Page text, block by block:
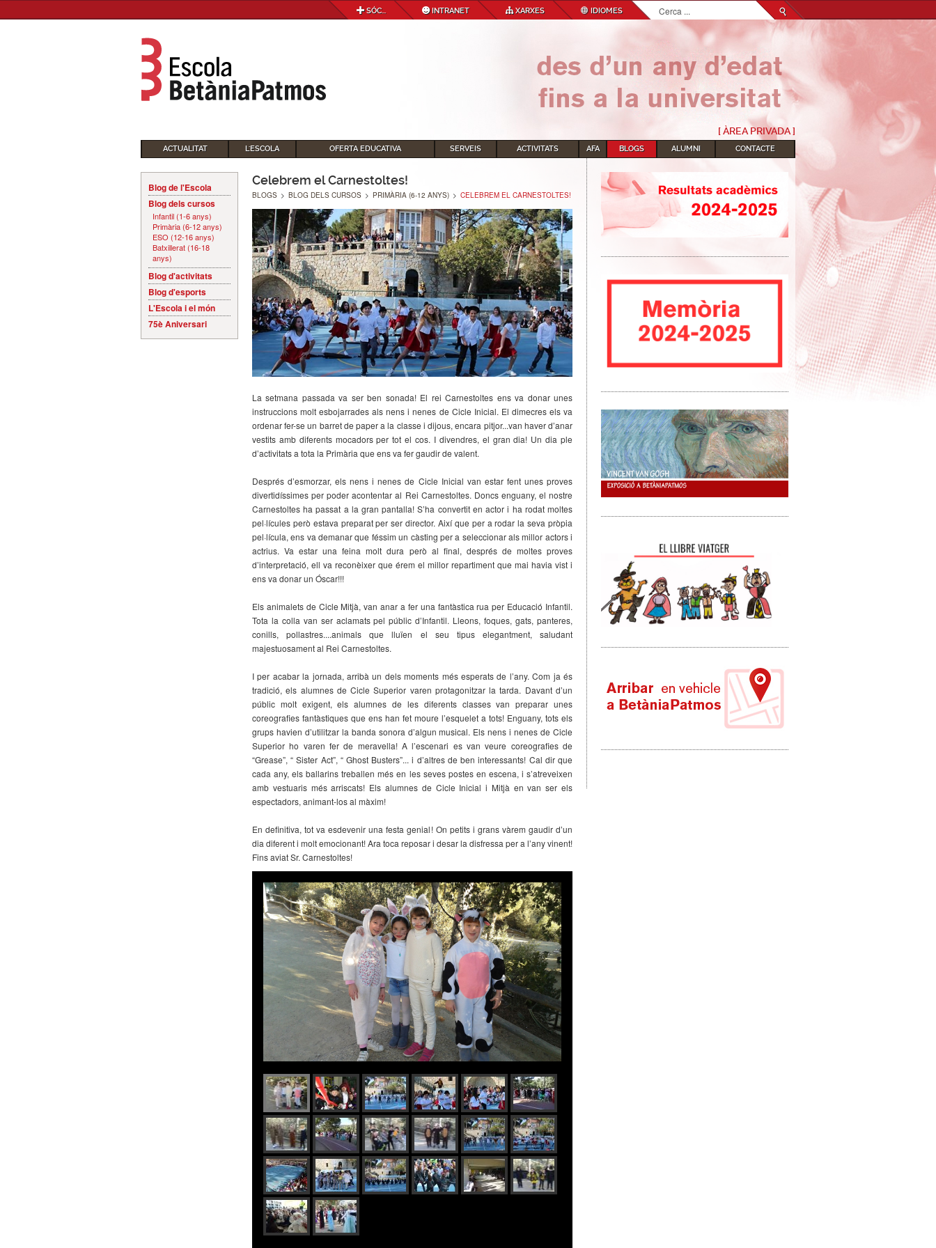
SÓC... INTRANET XARXES IDIOMES
Cerca
...
[ ÀREA PRIVADA ]
ACTUALITAT L'ESCOLA OFERTA EDUCATIVA SERVEIS ACTIVITATS AFA BLOGS ALUMNI CONTACTE
Blog de l'Escola
Blog dels cursos
Infantil (1-6 anys)
Primària (6-12 anys)
ESO (12-16 anys)
Batxillerat (16-18
anys)
Blog d'activitats
Blog d'esports
L'Escola i el món
75è Aniversari
Celebrem el Carnestoltes!
BLOGS > BLOG DELS CURSOS > PRIMÀRIA (6-12 ANYS) > CELEBREM EL CARNESTOLTES!
La setmana passada va ser ben sonada! El rei Carnestoltes ens va donar unes
instruccions molt esbojarrades als nens i nenes de Cicle Inicial. El dimecres els va
ordenar fer-se un barret de paper a la classe i dijous, encara pitjor...van haver d’anar
vestits amb diferents mocadors per tot el cos. I divendres, el gran dia! Un dia ple
d’activitats a tota la Primària que ens va fer gaudir de valent.
Després d’esmorzar, els nens i nenes de Cicle Inicial van estar fent unes proves
divertidíssimes per poder acontentar al Rei Carnestoltes. Doncs enguany, el nostre
Carnestoltes ha passat a la gran pantalla! S’ha convertit en actor i ha rodat moltes
pel·lícules però estava preparat per ser director. Així que per a rodar la seva pròpia
pel·lícula, ens va demanar que féssim un càsting per a seleccionar als millor actors i
actrius. Va estar una feina molt dura però al final, després de moltes proves
d’interpretació, ell va reconèixer que érem el millor repartiment que mai havia vist i
ens va donar un Óscar!!!
Els animalets de Cicle Mitjà, van anar a fer una fantàstica rua per Educació Infantil.
Tota la colla van ser aclamats pel públic d’Infantil. Lleons, foques, gats, panteres,
conills, pollastres....animals que lluïen el seu tipus elegantment, saludant
majestuosament al Rei Carnestoltes.
I per acabar la jornada, arribà un dels moments més esperats de l’any. Com ja és
tradició, els alumnes de Cicle Superior varen protagonitzar la tarda. Davant d’un
públic molt exigent, els alumnes de les diferents classes van preparar unes
coreografies fantàstiques que ens han fet moure l’esquelet a tots! Enguany, tots els
grups havien d’utilitzar la banda sonora d’algun musical. Els nens i nenes de Cicle
Superior ho varen fer de meravella! A l’escenari es van veure coreografies de
“Grease”, “ Sister Act”, “ Ghost Busters”... i d’altres de ben interessants! Cal dir que
cada any, els ballarins treballen més en les seves postes en escena, i s’atreveixen
amb vestuaris més arriscats! Els alumnes de Cicle Inicial i Mitjà en van ser els
espectadors, animant-los al màxim!
En definitiva, tot va esdevenir una festa genial! On petits i grans vàrem gaudir d’un
dia diferent i molt emocionant! Ara toca reposar i desar la disfressa per a l’any vinent!
Fins aviat Sr. Carnestoltes!